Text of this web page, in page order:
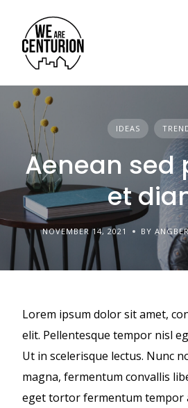
content
IDEAS
Aenean sed
et
NOVEMBER 14, 2021 BY
Lorem ipsum dolor sit amet,
elit. Pellentesque tempor nisl
Ut in scelerisque lectus. Nunc
magna, fermentum convallis
eget tortor fermentum tempor